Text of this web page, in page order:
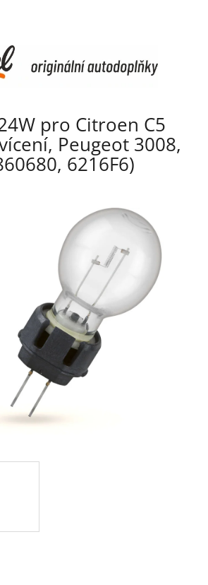
pro Citroen C5
Peugeot 3008,
6216F6)